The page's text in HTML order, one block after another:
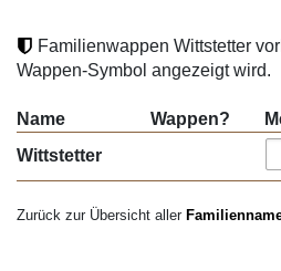
Familienwappen Wittstetter
Wappen-Symbol angezeigt wird.
Name Wappen?
Wittstetter
Zurück zur Übersicht aller